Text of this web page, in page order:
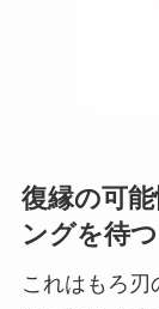
復縁の可
ングを待つ
これはもろ刃